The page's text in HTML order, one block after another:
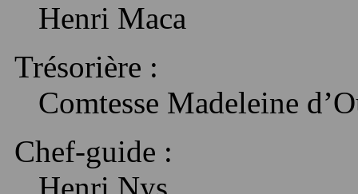
Henri Maca
Trésorière :
Comtesse Madeleine d’
Chef-guide :